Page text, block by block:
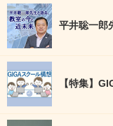
平井聡一郎
【特集】